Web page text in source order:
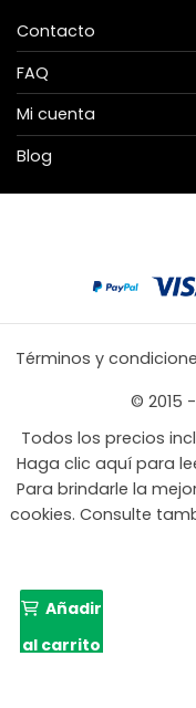
Contacto
FAQ
Mi cuenta
Blog
Términos y
© 2015
Todos los precios
Haga clic aquí para
Para brindarle la
cookies. Consulte
Añadir
al carrito